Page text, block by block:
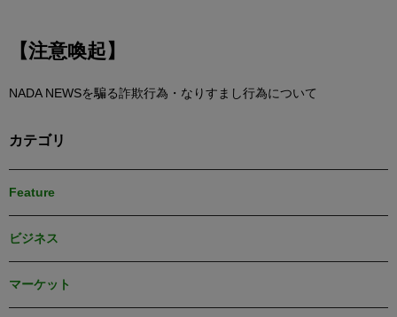
【注意喚起】
NADA NEWSを騙る詐欺行為・なりすまし行為について
カテゴリ
Feature
ビジネス
マーケット